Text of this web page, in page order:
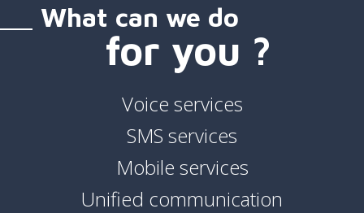
What can we do
for you ?
Voice services
SMS services
Mobile services
Unified communication